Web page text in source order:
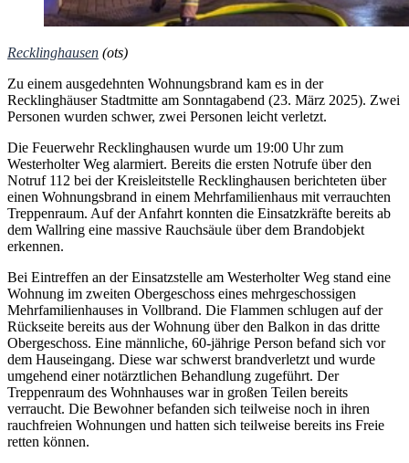
Recklinghausen (ots)
Zu einem ausgedehnten Wohnungsbrand kam es in der
Recklinghäuser Stadtmitte am Sonntagabend (23. März 2025). Zwei
Personen wurden schwer, zwei Personen leicht verletzt.
Die Feuerwehr Recklinghausen wurde um 19:00 Uhr zum
Westerholter Weg alarmiert. Bereits die ersten Notrufe über den
Notruf 112 bei der Kreisleitstelle Recklinghausen berichteten über
einen Wohnungsbrand in einem Mehrfamilienhaus mit verrauchten
Treppenraum. Auf der Anfahrt konnten die Einsatzkräfte bereits ab
dem Wallring eine massive Rauchsäule über dem Brandobjekt
erkennen.
Bei Eintreffen an der Einsatzstelle am Westerholter Weg stand eine
Wohnung im zweiten Obergeschoss eines mehrgeschossigen
Mehrfamilienhauses in Vollbrand. Die Flammen schlugen auf der
Rückseite bereits aus der Wohnung über den Balkon in das dritte
Obergeschoss. Eine männliche, 60-jährige Person befand sich vor
dem Hauseingang. Diese war schwerst brandverletzt und wurde
umgehend einer notärztlichen Behandlung zugeführt. Der
Treppenraum des Wohnhauses war in großen Teilen bereits
verraucht. Die Bewohner befanden sich teilweise noch in ihren
rauchfreien Wohnungen und hatten sich teilweise bereits ins Freie
retten können.